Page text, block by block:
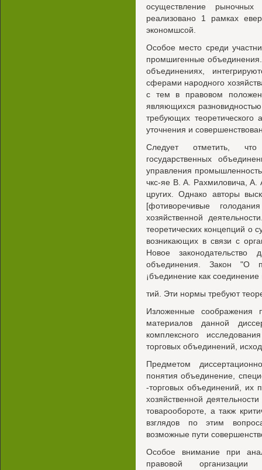
осуществление
реализовано 1 рамках
экономшсой.
Особое место среди
промшигенные
объединениях,
сферами народного
с тем в правовом
являющихся
требующих теоретического
уточнения и
Следует отметить,
государственных
управления
чкс-яе В. А. Рахмиловича,
цругих. Однако авторы
[фотиворечивые
хозяйственной
теоретических концепций о
возникающих в связи с
Новое законодательство
объединения. Закон "О
¡бъединение как
тий. Эти нормы требуют
Изложенные
материалов данной
комплексного
торговых объединений,
Предметом
понятия объединение,
-торговых объединений, их
хозяйственной
товарообороте, а такж
взглядов по этим
возможные пути
Особое внимание при
правовой организации